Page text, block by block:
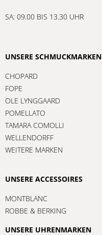
SA: 09.00 BIS 13.30 UHR
UNSERE SCHMUCKMARKEN
CHOPARD
FOPE
OLE LYNGGAARD
POMELLATO
TAMARA COMOLLI
WELLENDORFF
WEITERE MARKEN
UNSERE ACCESSOIRES
MONTBLANC
ROBBE & BERKING
UNSERE UHRENMARKEN